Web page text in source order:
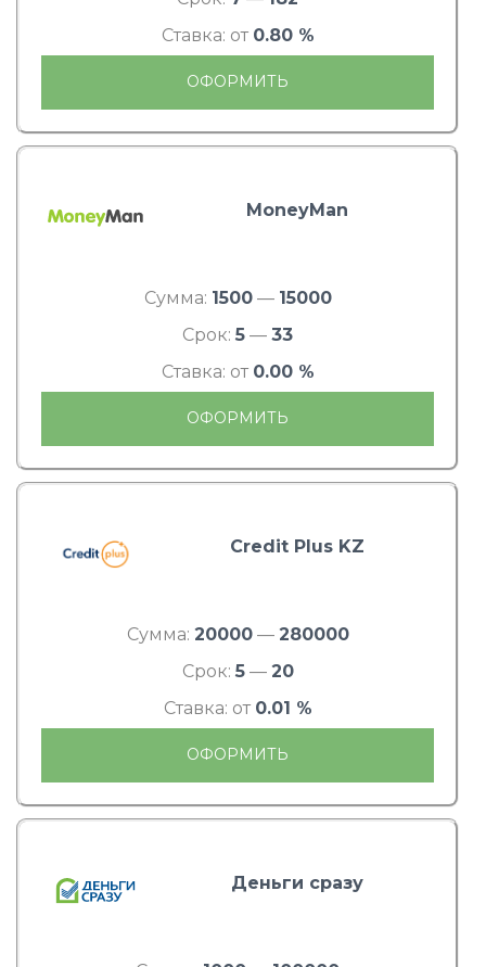
Ставка: от 0.80 %
ОФОРМИТЬ
MoneyMan
Сумма: 1500— 15000
Срок: 5 — 33
Ставка: от 0.00 %
ОФОРМИТЬ
Credit Plus KZ
Сумма: 20000— 280000
Срок: 5— 20
Ставка: от 0.01 %
ОФОРМИТЬ
Деньги сразу